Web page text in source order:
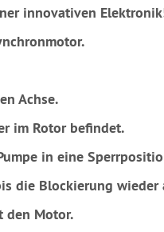
innovativen
Achse.
im Rotor befindet.
in eine
die Blockierung wieder
den Motor.